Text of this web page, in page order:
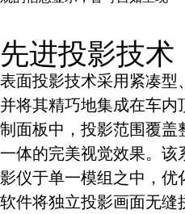
先进投影技
表面投影技术采用紧凑型
并将其精巧地集成在车
制面板中，投影范围覆
一体的完美视觉效果。
影仪于单一模组之中，
软件将独立投影画面无